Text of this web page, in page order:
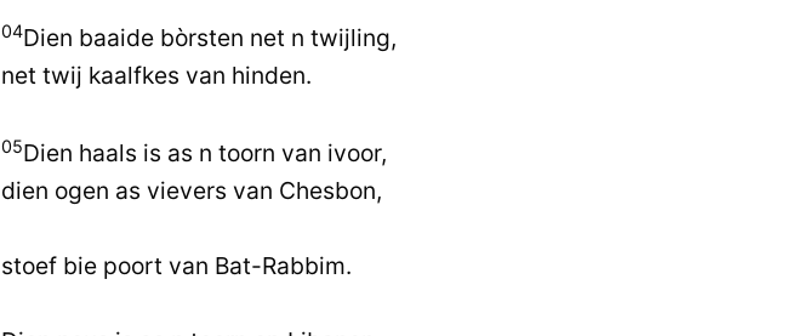
04Dien baaide bòrsten net n twijling,
net twij kaalfkes van hinden.
05Dien haals is as n toorn van ivoor,
dien ogen as vievers van Chesbon,
stoef bie poort van Bat-Rabbim.